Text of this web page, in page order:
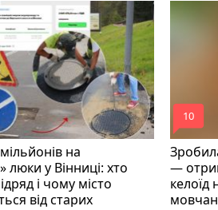
на
люки у Вінниці: хто
і чому місто
від старих
—
келоїд
mode_comment
10